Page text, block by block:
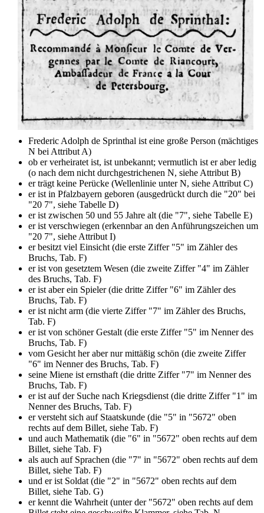
Frederic Adolph de Sprinthal ist eine große Person (mächtiges
N bei Attribut A)
ob er verheiratet ist, ist unbekannt; vermutlich ist er aber ledig
(o nach dem nicht durchgestrichenen N, siehe Attribut B)
er trägt keine Perücke (Wellenlinie unter N, siehe Attribut C)
er ist in Pfalzbayern geboren (ausgedrückt durch die "20" bei
"20 7", siehe Tabelle D)
er ist zwischen 50 und 55 Jahre alt (die "7", siehe Tabelle E)
er ist verschwiegen (erkennbar an den Anführungszeichen um
"20 7", siehe Attribut I)
er besitzt viel Einsicht (die erste Ziffer "5" im Zähler des
Bruchs, Tab. F)
er ist von gesetztem Wesen (die zweite Ziffer "4" im Zähler
des Bruchs, Tab. F)
er ist aber ein Spieler (die dritte Ziffer "6" im Zähler des
Bruchs, Tab. F)
er ist nicht arm (die vierte Ziffer "7" im Zähler des Bruchs,
Tab. F)
er ist von schöner Gestalt (die erste Ziffer "5" im Nenner des
Bruchs, Tab. F)
vom Gesicht her aber nur mittäßig schön (die zweite Ziffer
"6" im Nenner des Bruchs, Tab. F)
seine Miene ist ernsthaft (die dritte Ziffer "7" im Nenner des
Bruchs, Tab. F)
er ist auf der Suche nach Kriegsdienst (die dritte Ziffer "1" im
Nenner des Bruchs, Tab. F)
er versteht sich auf Staatskunde (die "5" in "5672" oben
rechts auf dem Billet, siehe Tab. F)
und auch Mathematik (die "6" in "5672" oben rechts auf dem
Billet, siehe Tab. F)
als auch auf Sprachen (die "7" in "5672" oben rechts auf dem
Billet, siehe Tab. F)
und er ist Soldat (die "2" in "5672" oben rechts auf dem
Billet, siehe Tab. G)
er kennt die Wahrheit (unter der "5672" oben rechts auf dem